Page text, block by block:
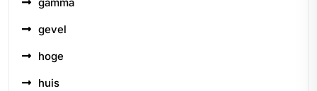
gevel
hoge
huis